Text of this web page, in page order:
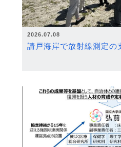
2026.07.08
請戸海岸で放射線測定の